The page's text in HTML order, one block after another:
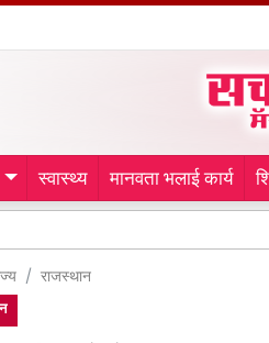
स्वास्थ्य मानवता भलाई कार्य
राजस्थान